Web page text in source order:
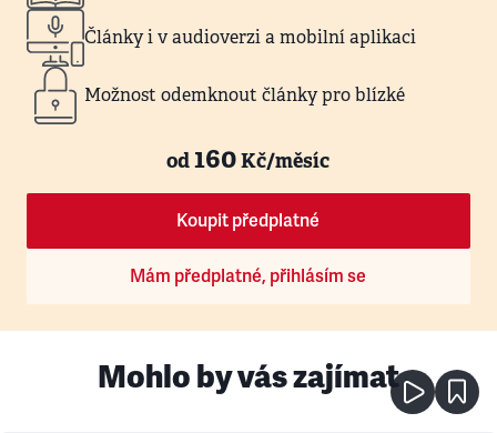
Články i v audioverzi a mobilní aplikaci
Možnost odemknout články pro blízké
od160Kč/měsíc
Koupit předplatné
Mám předplatné, přihlásím se
Mohlo by vás zajímat